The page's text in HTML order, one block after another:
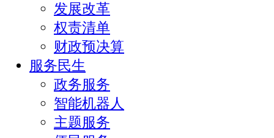
发展改革
权责清单
财政预决算
服务民生
政务服务
智能机器人
主题服务